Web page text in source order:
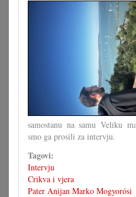
samostanu na samu Veliku
smo ga prosili za intervju.
Tagovi:
Intervju
Crikva i vjera
Pater Anijan Marko Mogyorósi